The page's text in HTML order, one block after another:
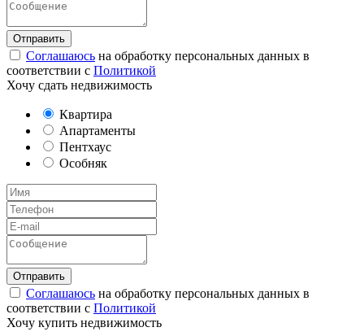
Соглашаюсь на обработку персональных данных в
соответствии с Политикой
Хочу сдать недвижимость
Квартира
Апартаменты
Пентхаус
Особняк
Соглашаюсь на обработку персональных данных в
соответствии с Политикой
Хочу купить недвижимость